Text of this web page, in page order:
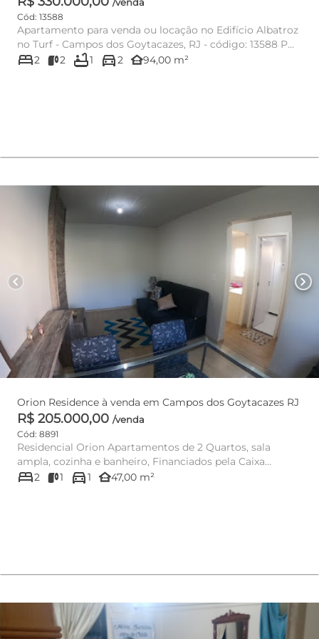
Cód: 13588
Apartamento para venda ou locação no Edifício Albatroz
no Turf - Campos dos Goytacazes, RJ - código: 13588 P...
bed2 2 bathtub1 directions_car2 other_houses94,00 m²
chevron_left chevron_right
Orion Residence à venda em Campos dos Goytacazes RJ
R$ 205.000,00 /venda
Cód: 8891
Residencial Orion Apartamentos de 2 Quartos, sala
ampla, cozinha e banheiro, Financiados pela Caixa
Econômica Federa...
bed2 1 directions_car1 other_houses47,00 m²